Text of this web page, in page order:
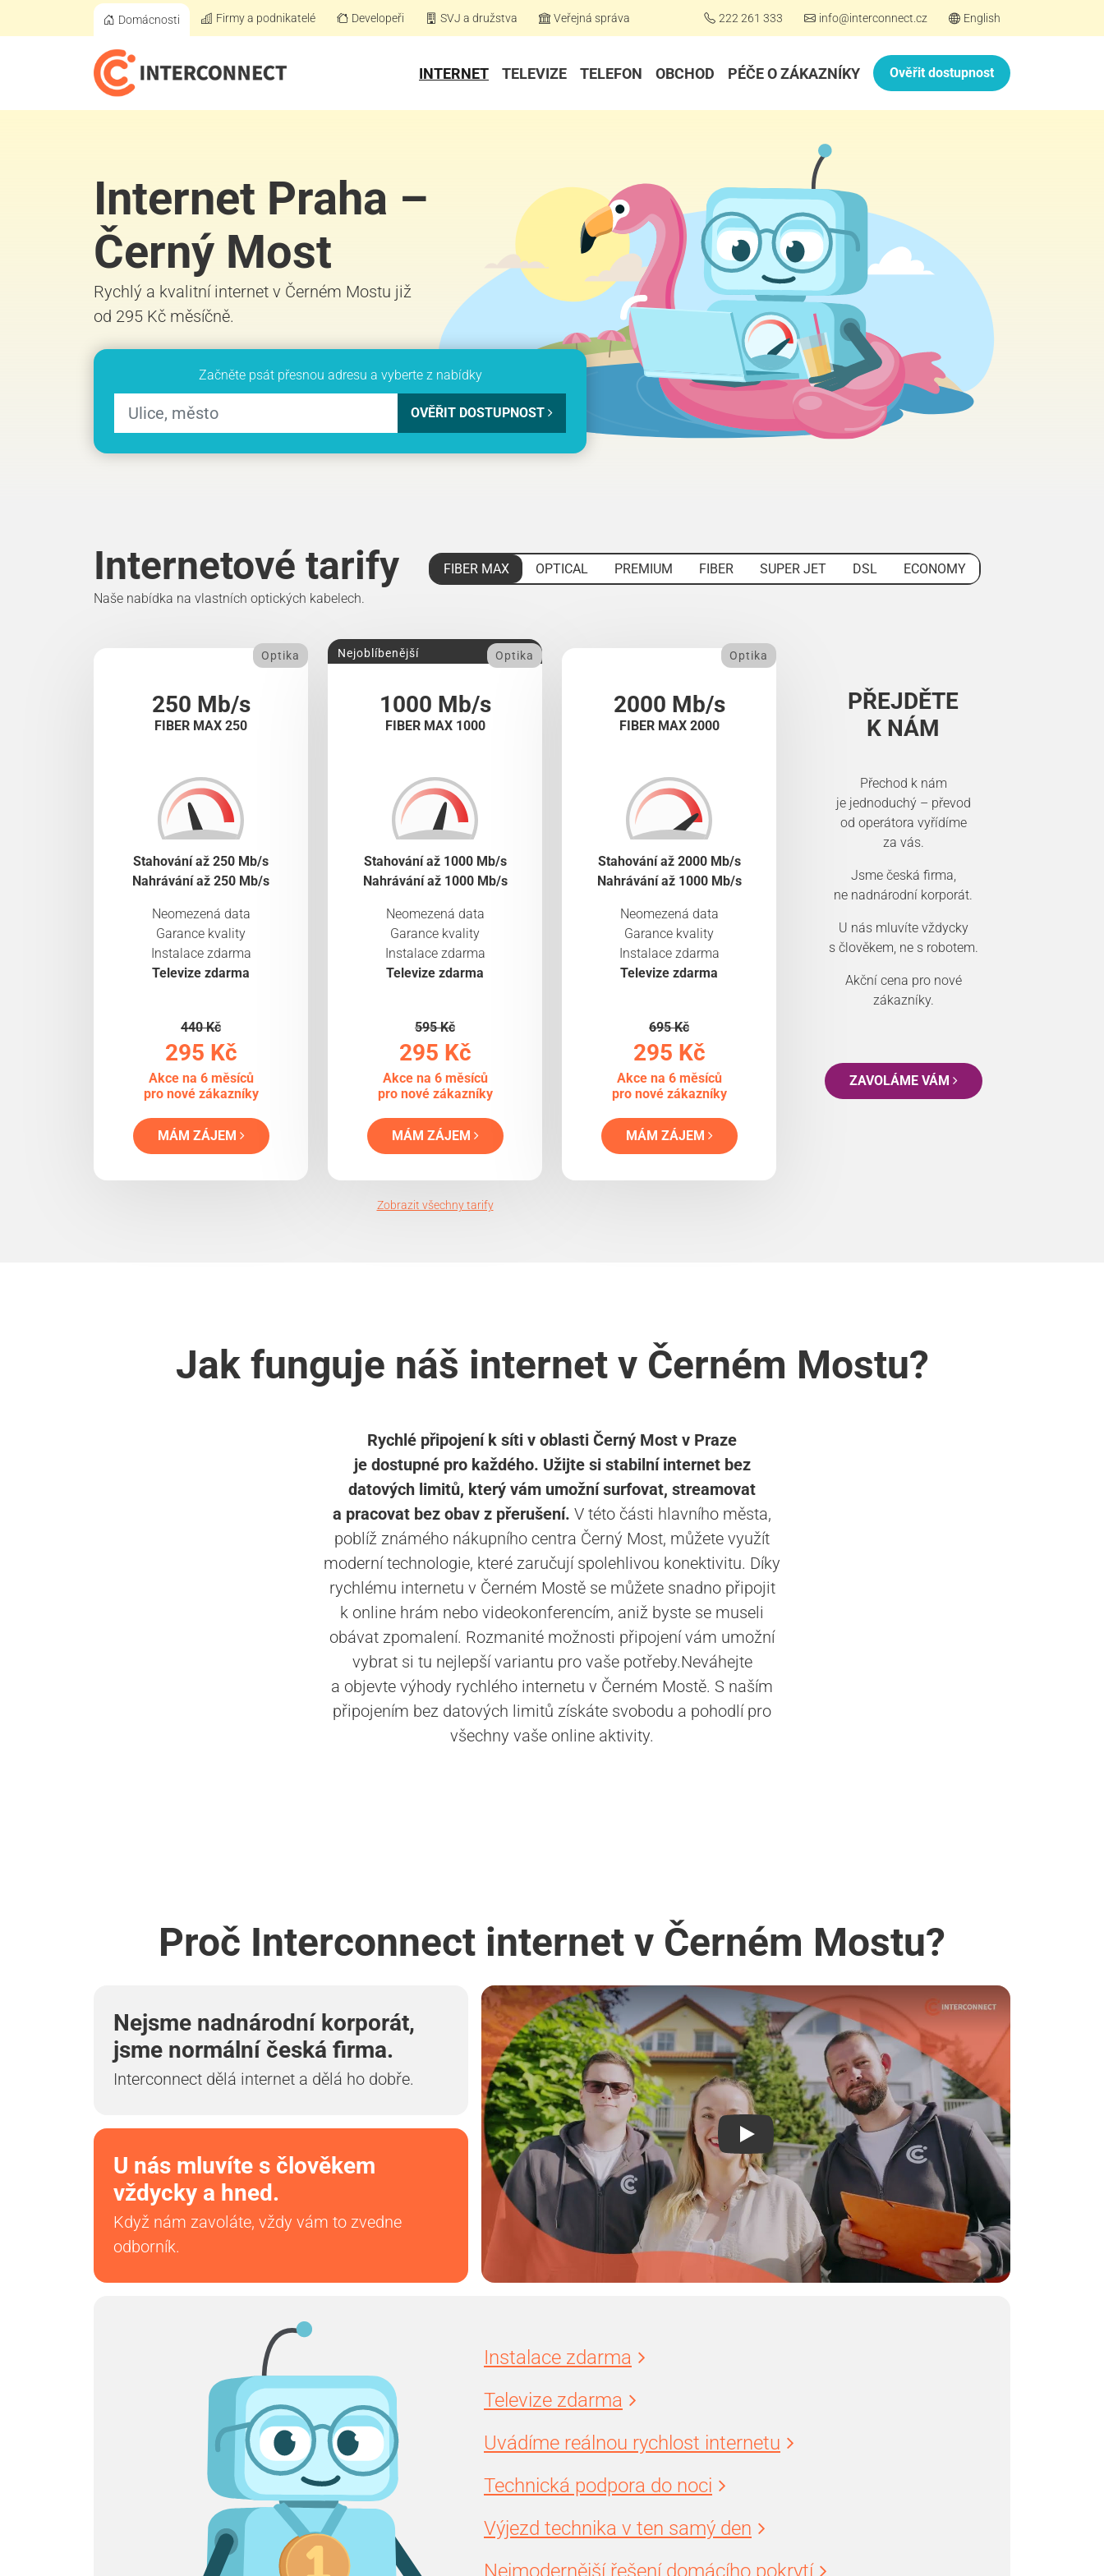
Domácnosti Firmy a podnikatelé Developeři SVJ a družstva Veřejná správa 222 261 333 info@interconnect.cz English
INTERNET TELEVIZE TELEFON OBCHOD PÉČE O ZÁKAZNÍKY Ověřit dostupnost
Internet Praha –
Černý Most
Rychlý a kvalitní internet v Černém Mostu již
od 295 Kč měsíčně.
Začněte psát přesnou adresu a vyberte z nabídky
OVĚŘIT DOSTUPNOST
Internetové tarify FIBER MAX OPTICAL PREMIUM FIBER SUPER JET DSL
ECONOMY
Naše nabídka na vlastních optických kabelech.
250 Mb/s
FIBER MAX 250
Optika
Stahování až 250 Mb/s
Nahrávání až 250 Mb/s
Neomezená data
Garance kvality
Instalace zdarma
Televize zdarma
440 Kč
295 Kč
Akce na 6 měsíců
pro nové zákazníky
MÁM ZÁJEM
1000 Mb/s
FIBER MAX 1000
Nejoblíbenější Optika
Stahování až 1000 Mb/s
Nahrávání až 1000 Mb/s
Neomezená data
Garance kvality
Instalace zdarma
Televize zdarma
595 Kč
295 Kč
Akce na 6 měsíců
pro nové zákazníky
MÁM ZÁJEM
2000 Mb/s
FIBER MAX 2000
Optika
Stahování až 2000 Mb/s
Nahrávání až 1000 Mb/s
Neomezená data
Garance kvality
Instalace zdarma
Televize zdarma
695 Kč
295 Kč
Akce na 6 měsíců
pro nové zákazníky
MÁM ZÁJEM
PŘEJDĚTE
K NÁM
Přechod k nám
je jednoduchý – převod
od operátora vyřídíme
za vás.
Jsme česká firma,
ne nadnárodní korporát.
U nás mluvíte vždycky
s člověkem, ne s robotem.
Akční cena pro nové
zákazníky.
ZAVOLÁME VÁM
Zobrazit všechny tarify
Jak funguje náš internet v Černém Mostu?
Rychlé připojení k síti v oblasti Černý Most v Praze
je dostupné pro každého. Užijte si stabilní internet bez
datových limitů, který vám umožní surfovat, streamovat
a pracovat bez obav z přerušení. V této části hlavního města,
poblíž známého nákupního centra Černý Most, můžete využít
moderní technologie, které zaručují spolehlivou konektivitu. Díky
rychlému internetu v Černém Mostě se můžete snadno připojit
k online hrám nebo videokonferencím, aniž byste se museli
obávat zpomalení. Rozmanité možnosti připojení vám umožní
vybrat si tu nejlepší variantu pro vaše potřeby.Neváhejte
a objevte výhody rychlého internetu v Černém Mostě. S naším
připojením bez datových limitů získáte svobodu a pohodlí pro
všechny vaše online aktivity.
Proč Interconnect internet v Černém Mostu?
Nejsme nadnárodní korporát,
jsme normální česká firma.
Interconnect dělá internet a dělá ho dobře.
U nás mluvíte s člověkem
vždycky a hned.
Když nám zavoláte, vždy vám to zvedne
odborník.
Instalace zdarma
Televize zdarma
Uvádíme reálnou rychlost internetu
Technická podpora do noci
Výjezd technika v ten samý den
Nejmodernější řešení domácího pokrytí